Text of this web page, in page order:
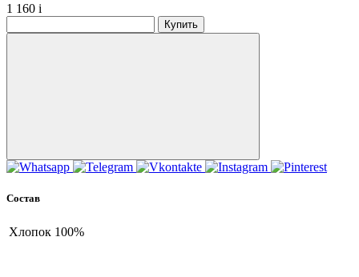
1 160 i
Купить
Состав
Хлопок 100%